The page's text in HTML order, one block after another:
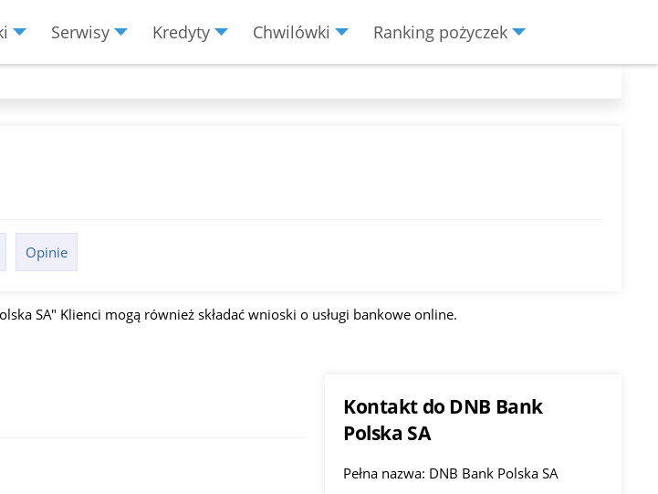
Serwisy Kredyty Chwilówki Ranking pożyczek
Menu
Opinie
SA" Klienci mogą również składać wnioski o usługi bankowe online.
Kontakt do DNB Bank
Polska SA
Pełna nazwa: DNB Bank Polska SA